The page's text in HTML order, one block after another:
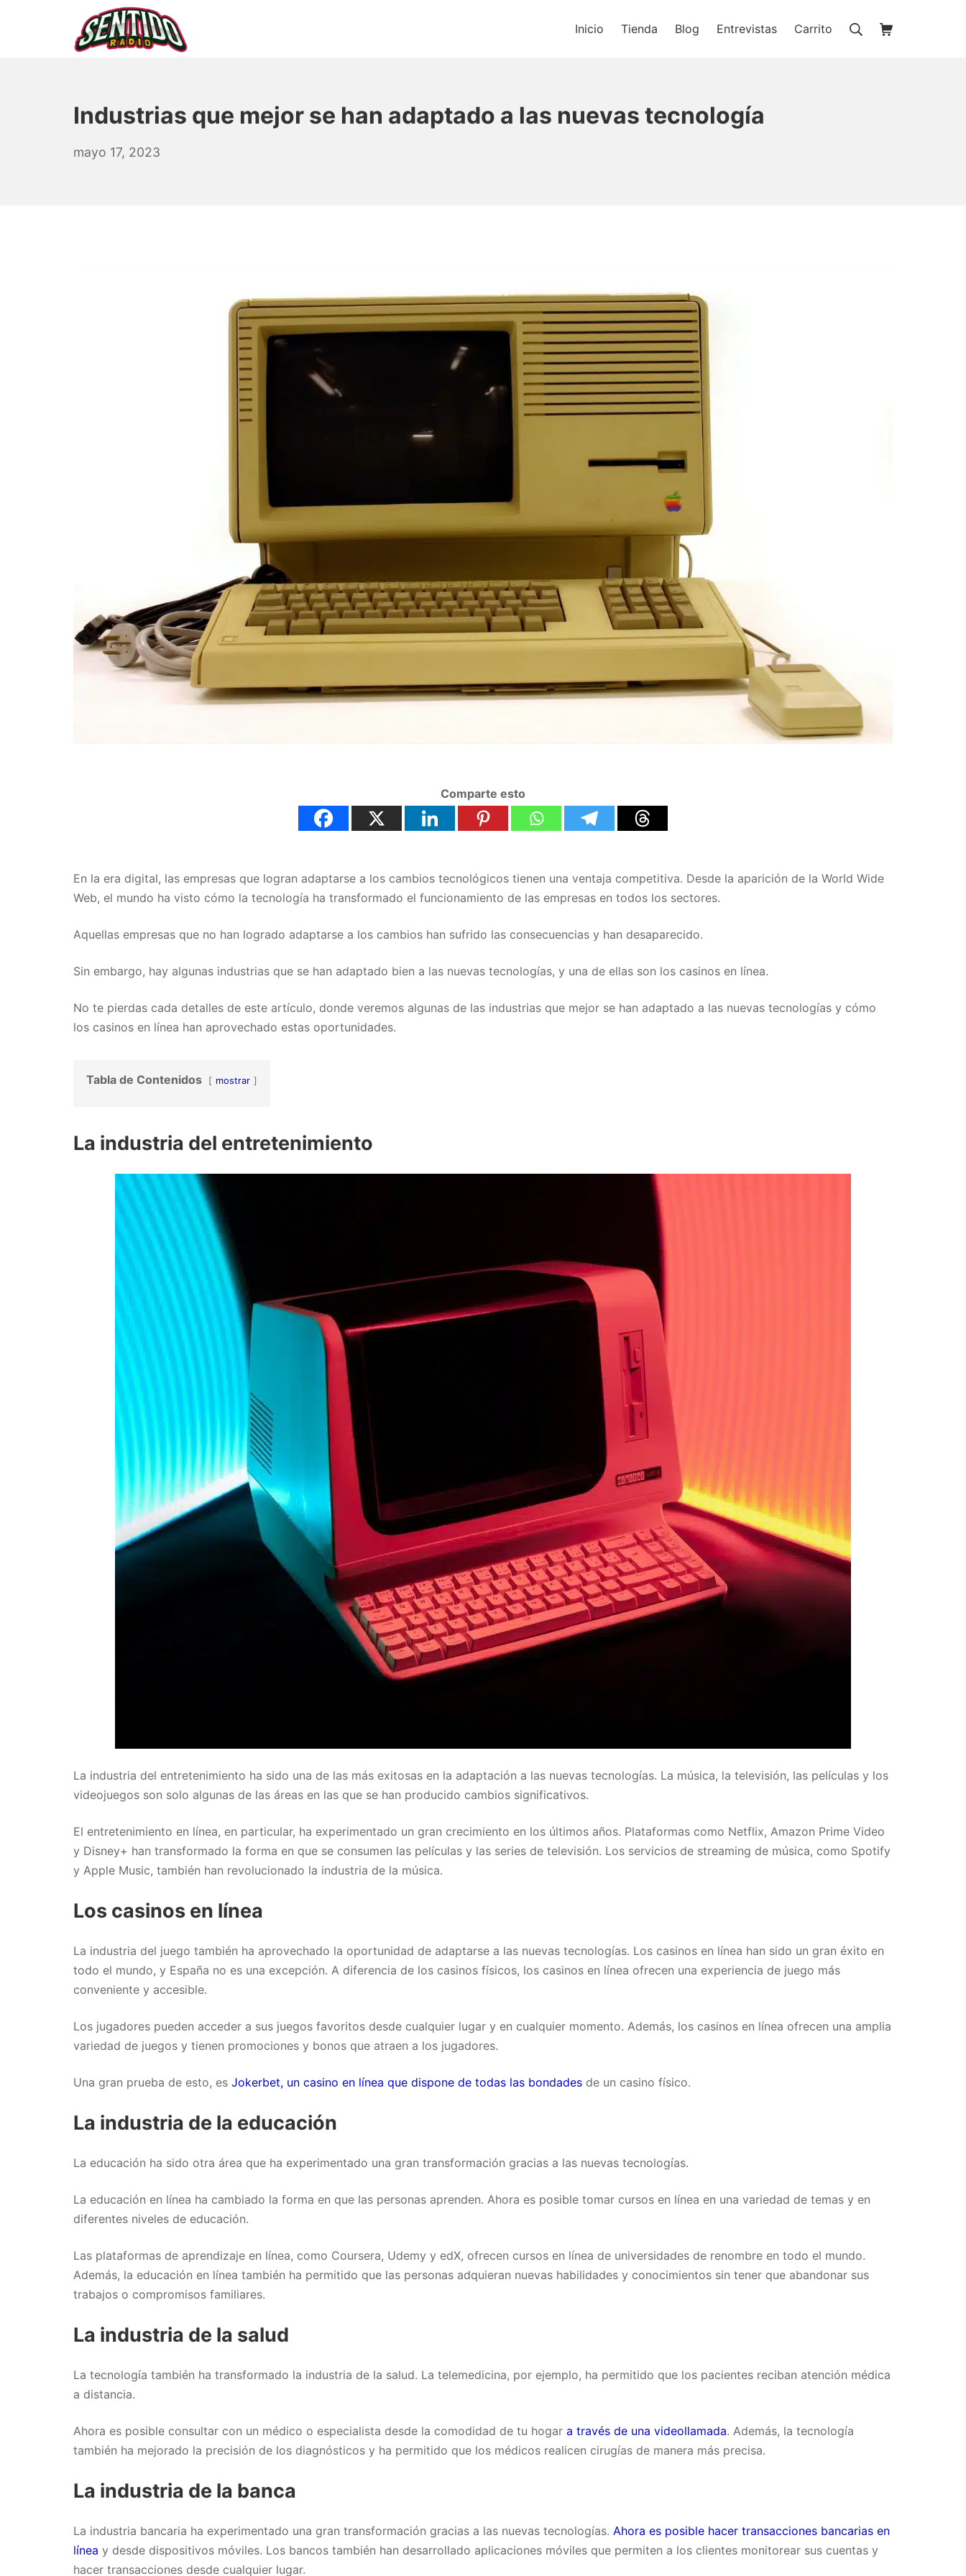
Inicio Tienda Blog Entrevistas Carrito BuscarCarrito de la
Industrias que mejor se han adaptado a las nuevas tecnología
mayo 17, 2023
Comparte esto
En la era digital, las empresas que logran adaptarse a los cambios tecnológicos tienen una ventaja competitiva. Desde la aparición de la World Wide
Web, el mundo ha visto cómo la tecnología ha transformado el funcionamiento de las empresas en todos los sectores.
Aquellas empresas que no han logrado adaptarse a los cambios han sufrido las consecuencias y han desaparecido.
Sin embargo, hay algunas industrias que se han adaptado bien a las nuevas tecnologías, y una de ellas son los casinos en línea.
No te pierdas cada detalles de este artículo, donde veremos algunas de las industrias que mejor se han adaptado a las nuevas tecnologías y cómo
los casinos en línea han aprovechado estas oportunidades.
Tabla de Contenidos mostrar
La industria del entretenimiento
La industria del entretenimiento ha sido una de las más exitosas en la adaptación a las nuevas tecnologías. La música, la televisión, las películas y los
videojuegos son solo algunas de las áreas en las que se han producido cambios significativos.
El entretenimiento en línea, en particular, ha experimentado un gran crecimiento en los últimos años. Plataformas como Netflix, Amazon Prime Video
y Disney+ han transformado la forma en que se consumen las películas y las series de televisión. Los servicios de streaming de música, como Spotify
y Apple Music, también han revolucionado la industria de la música.
Los casinos en línea
La industria del juego también ha aprovechado la oportunidad de adaptarse a las nuevas tecnologías. Los casinos en línea han sido un gran éxito en
todo el mundo, y España no es una excepción. A diferencia de los casinos físicos, los casinos en línea ofrecen una experiencia de juego más
conveniente y accesible.
Los jugadores pueden acceder a sus juegos favoritos desde cualquier lugar y en cualquier momento. Además, los casinos en línea ofrecen una amplia
variedad de juegos y tienen promociones y bonos que atraen a los jugadores.
Una gran prueba de esto, es Jokerbet, un casino en línea que dispone de todas las bondades de un casino físico.
La industria de la educación
La educación ha sido otra área que ha experimentado una gran transformación gracias a las nuevas tecnologías.
La educación en línea ha cambiado la forma en que las personas aprenden. Ahora es posible tomar cursos en línea en una variedad de temas y en
diferentes niveles de educación.
Las plataformas de aprendizaje en línea, como Coursera, Udemy y edX, ofrecen cursos en línea de universidades de renombre en todo el mundo.
Además, la educación en línea también ha permitido que las personas adquieran nuevas habilidades y conocimientos sin tener que abandonar sus
trabajos o compromisos familiares.
La industria de la salud
La tecnología también ha transformado la industria de la salud. La telemedicina, por ejemplo, ha permitido que los pacientes reciban atención médica
a distancia.
Ahora es posible consultar con un médico o especialista desde la comodidad de tu hogar a través de una videollamada. Además, la tecnología
también ha mejorado la precisión de los diagnósticos y ha permitido que los médicos realicen cirugías de manera más precisa.
La industria de la banca
La industria bancaria ha experimentado una gran transformación gracias a las nuevas tecnologías. Ahora es posible hacer transacciones bancarias en
línea y desde dispositivos móviles. Los bancos también han desarrollado aplicaciones móviles que permiten a los clientes monitorear sus cuentas y
hacer transacciones desde cualquier lugar.